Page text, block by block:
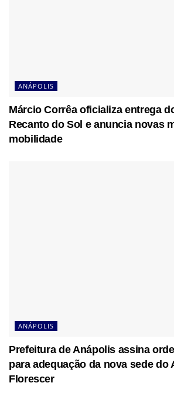
ANÁPOLIS
Márcio Corrêa oficializa entrega
Recanto do Sol e anuncia novas
mobilidade
ANÁPOLIS
Prefeitura de Anápolis assina
para adequação da nova sede do
Florescer